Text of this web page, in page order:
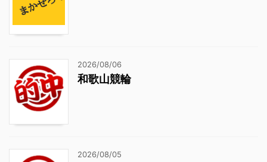
2026/08/06
和歌山競輪
2026/08/05